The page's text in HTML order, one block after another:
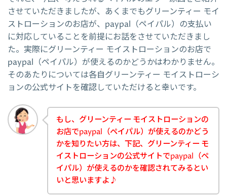
させていただきましたが、あくまでもグリーンティー モイ
ストローションのお店が、paypal（ペイパル）の支払い
に対応していることを前提にお話をさせていただきまし
た。実際にグリーンティー モイストローションのお店で
paypal（ペイパル）が使えるのかどうかはわかりません。
そのあたりについては各自グリーンティー モイストローシ
ョンの公式サイトを確認していただけると幸いです。
もし、グリーンティー モイストローションの
お店でpaypal（ペイパル）が使えるのかどう
かを知りたい方は、下記、グリーンティー モ
イストローションの公式サイトでpaypal（ペ
イパル）が使えるのかを確認されてみるとい
いと思いますよ♪